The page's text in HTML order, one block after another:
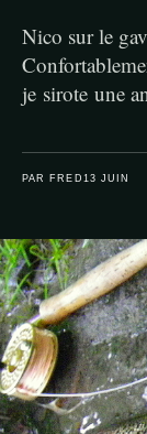
Nico sur le
je sirote une
PAR FRED 13 JUIN